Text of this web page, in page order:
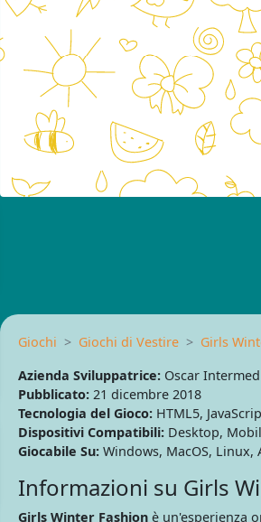
Giochi Giochi di Vestire
Girls
Azienda Sviluppatrice:Oscar Intermed
Pubblicato:21 dicembre 2018
Tecnologia del Gioco:HTML5,
Dispositivi Compatibili:Desktop,
Giocabile Su:Windows, MacOS, Linux,
Informazioni su Girls
Girls Winter Fashionè un'esperienza